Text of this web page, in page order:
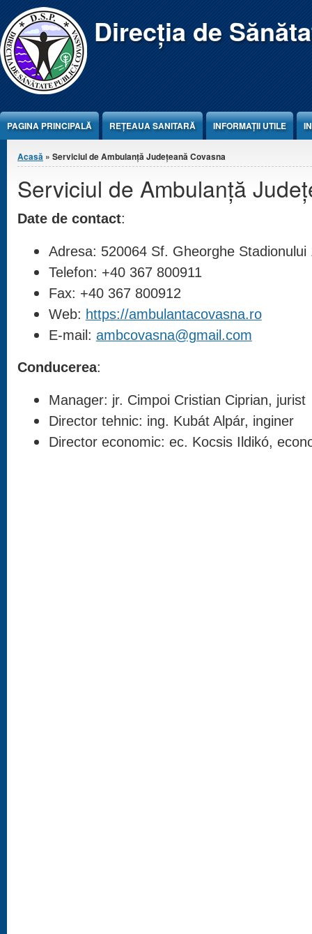
Jump to Content Direcția de
PAGINA PRINCIPALĂ REŢEAUA SANITARĂ INFORMAȚII UTILE
Eşti aici
Acasă » Serviciul de Ambulanţă Judeţeană Covasna
Serviciul de Ambulanţă
Date de contact:
Adresa: 520064 Sf. Gheorghe Stadionului
Telefon: +40 367 800911
Fax: +40 367 800912
Web: https://ambulantacovasna.ro
E-mail: ambcovasna@gmail.com
Conducerea:
Manager: jr. Cimpoi Cristian Ciprian, jurist
Director tehnic: ing. Kubát Alpár, inginer
Director economic: ec. Kocsis Ildikó,